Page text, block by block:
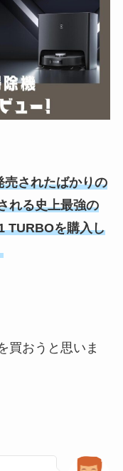
売されたばかりの
れる史上最強の
TURBOを購入し
買おうと思いま